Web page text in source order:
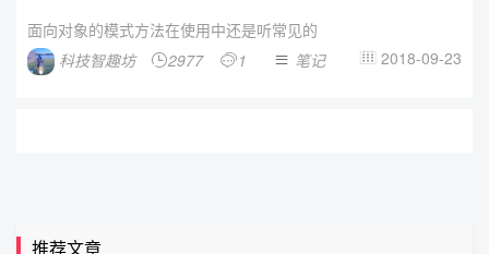
面向对象的模式方法在使用中还是听常见的
科技智趣坊
2977 1  笔记  2018-09-23
推荐文章